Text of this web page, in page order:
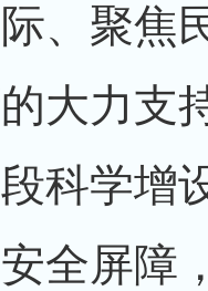
、聚焦
大力支
科学增
全屏障